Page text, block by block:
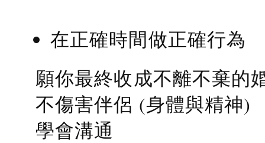
在正確時間做正確行為
願你最終收成不離不棄的
不傷害伴侶 (身體與精神)
學會溝通